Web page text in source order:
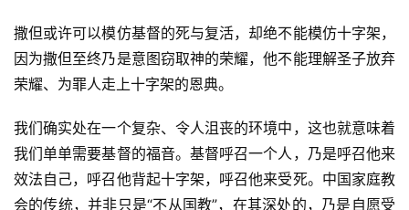
撒但或许可以模仿基督的死与复活，却绝不能模仿十字架，
因为撒但至终乃是意图窃取神的荣耀，他不能理解圣子放弃
荣耀、为罪人走上十字架的恩典。
我们确实处在一个复杂、令人沮丧的环境中，这也就意味着
我们单单需要基督的福音。基督呼召一个人，乃是呼召他来
效法自己，呼召他背起十字架，呼召他来受死。中国家庭教
会的传统，并非只是“不从国教”，在其深处的，乃是自愿受